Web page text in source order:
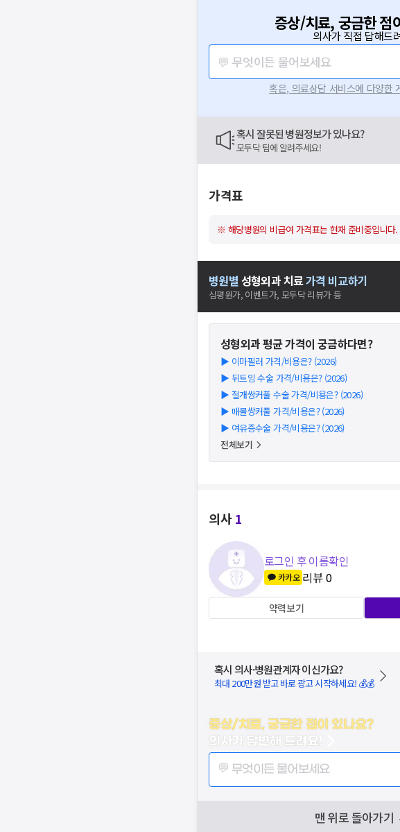
증상/치료, 궁금한 점
의사가 직접 답해드
💬 무엇이든 물어보세요
혹은, 의료상담 서비스에 다양한
혹시 잘못된 병원정보가 있나요?
모두닥 팀에 알려주세요!
가격표
※ 해당병원의 비급여 가격표는 현재 준비중입니다.
병원별 성형외과치료가격 비교하기
심평원가, 이벤트가, 모두닥 리뷰가 등
성형외과평균 가격이 궁금하다면?
▶ 이마필러 가격/비용은? (2026)
▶ 뒤트임 수술 가격/비용은? (2026)
▶ 절개쌍커풀 수술 가격/비용은? (2026)
▶ 매몰쌍커풀 가격/비용은? (2026)
▶ 여유증수술 가격/비용은? (2026)
전체보기
의사1
로그인 후 이름확인
카카오 리뷰0
약력보기
혹시 의사·병원관계자 이신가요?
최대 200만원 받고 바로 광고 시작하세요! 💰💰
증상/치료, 궁금한 점이 있나요?
의사가 답변해 드려요!
💬 무엇이든 물어보세요
맨 위로 돌아가기